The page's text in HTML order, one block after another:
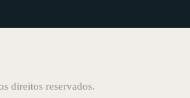
direitos reservados.